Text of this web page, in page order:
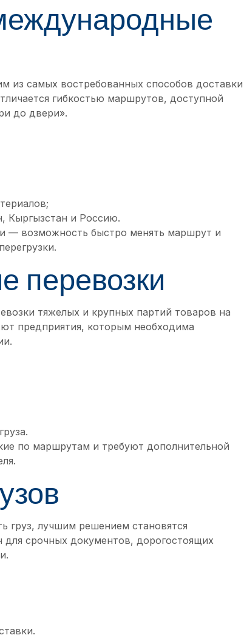
из самых востребованных способов доставки
гибкостью маршрутов, доступной
до двери».
Кыргызстан и Россию.
— возможность быстро менять маршрут и
перевозки
тяжелых и крупных партий товаров на
предприятия, которым необходима
по маршрутам и требуют дополнительной
груз, лучшим решением становятся
для срочных документов, дорогостоящих